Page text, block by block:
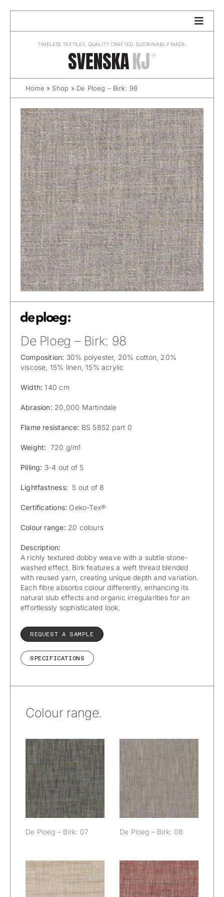
TIMELESS TEXTILES. QUALITY CRAFTED, SUSTAINABLY MADE.
Home » Shop » De Ploeg – Birk: 98
De Ploeg – Birk: 98
Composition: 30% polyester, 20% cotton, 20%
viscose, 15% linen, 15% acrylic
Width: 140 cm
Abrasion: 20,000 Martindale
Flame resistance: BS 5852 part 0
Weight: 720 g/m1
Pilling: 3-4 out of 5
Lightfastness: 5 out of 8
Certifications: Oeko-Tex®
Colour range: 20 colours
Description:
A richly textured dobby weave with a subtle stone-
washed effect. Birk features a weft thread blended
with reused yarn, creating unique depth and variation.
Each fibre absorbs colour differently, enhancing its
natural slub effects and organic irregularities for an
effortlessly sophisticated look.
REQUEST A SAMPLE
SPECIFICATIONS
Colour range.
De Ploeg – Birk:
07
De Ploeg – Birk: 07
De Ploeg – Birk:
08
De Ploeg – Birk: 08